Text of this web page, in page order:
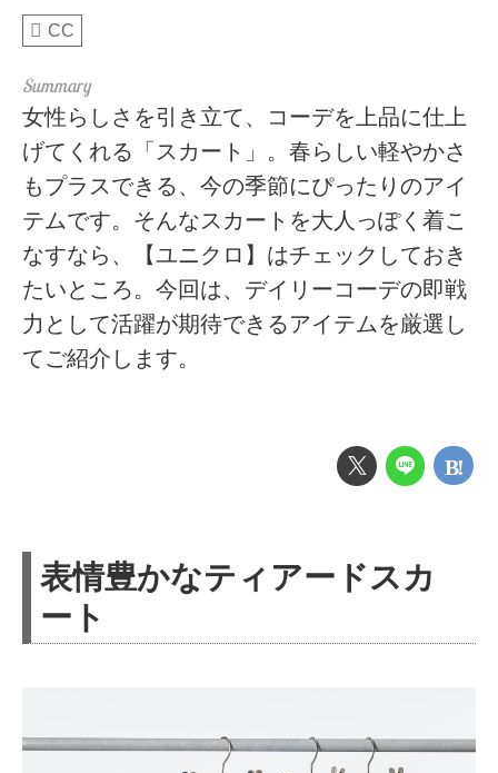
CC
女性らしさを引き立て、コーデを上品に仕上
げてくれる「スカート」。春らしい軽やかさ
もプラスできる、今の季節にぴったりのアイ
テムです。そんなスカートを大人っぽく着こ
なすなら、【ユニクロ】はチェックしておき
たいところ。今回は、デイリーコーデの即戦
力として活躍が期待できるアイテムを厳選し
てご紹介します。
表情豊かなティアードスカ
ート